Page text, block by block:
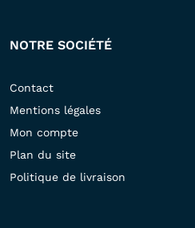
NOTRE SOCIÉTÉ
Contact
Mentions légales
Mon compte
Plan du site
Politique de livraison